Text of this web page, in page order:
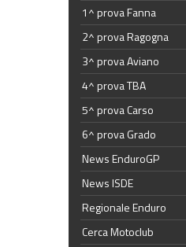
1^ prova Fanna
2^ prova Ragogna
3^ prova Aviano
4^ prova TBA
5^ prova Carso
6^ prova Grado
News EnduroGP
News ISDE
Regionale Enduro
Cerca Motoclub